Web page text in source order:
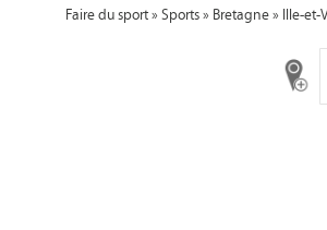
Faire du sport»Sports»Bretagne»Ille-et-